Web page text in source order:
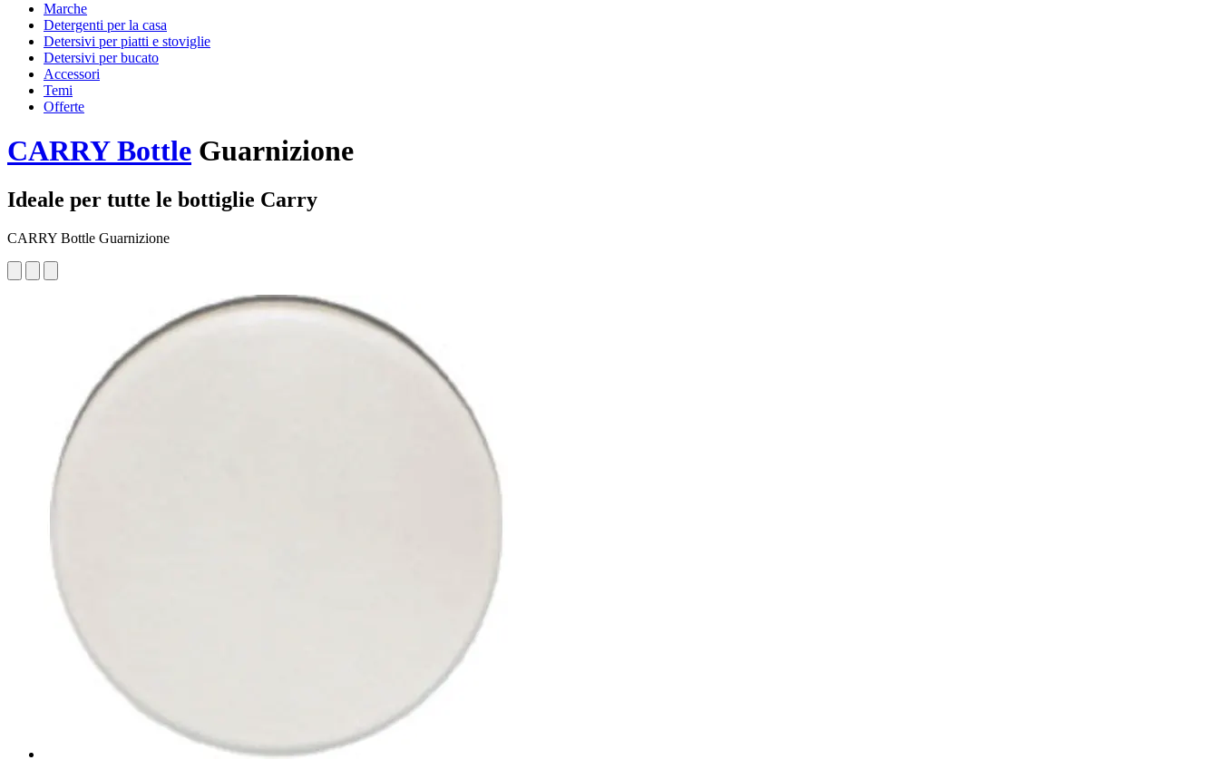
Marche
Detergenti per la casa
Detersivi per piatti e stoviglie
Detersivi per bucato
Accessori
Temi
Offerte
CARRY Bottle Guarnizione
Ideale per tutte le bottiglie Carry
CARRY Bottle Guarnizione